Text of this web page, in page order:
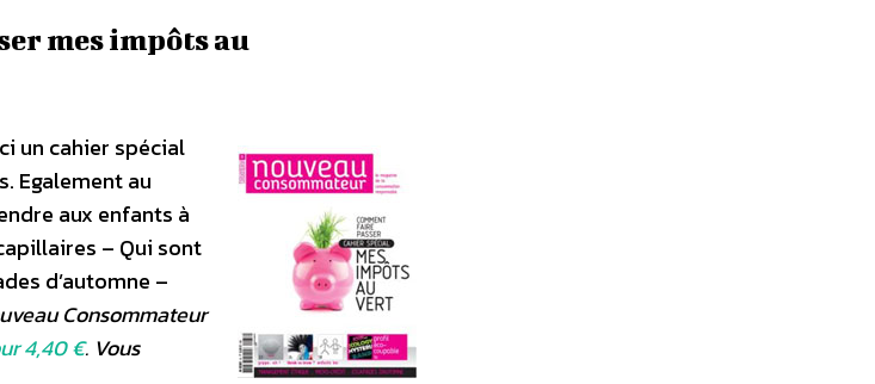
mes impôts au
un cahier spécial
Egalement au
aux enfants à
– Qui sont
d’automne –
Consommateur
4,40 €. Vous